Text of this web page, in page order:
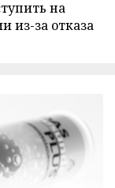
на
из-за отказа